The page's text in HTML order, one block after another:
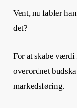
Vent, nu fabler
det?
For at skabe værdi
overordnet
markedsføring.